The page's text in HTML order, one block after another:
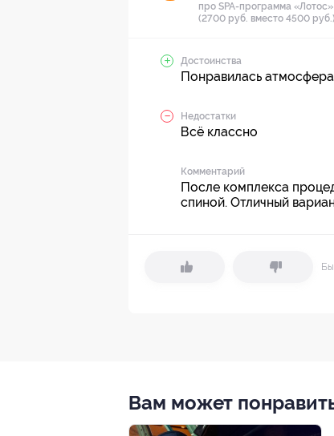
про SPA-программа
(2700 руб. вместо 4500 руб.)
Достоинства
Понравилась
Недостатки
Всё классно
Комментарий
После комплекса
спиной. Отличный
Вам может